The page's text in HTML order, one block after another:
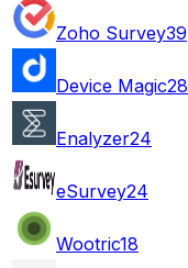
Zoho Survey39
Device Magic28
Enalyzer24
eSurvey24
Wootric18